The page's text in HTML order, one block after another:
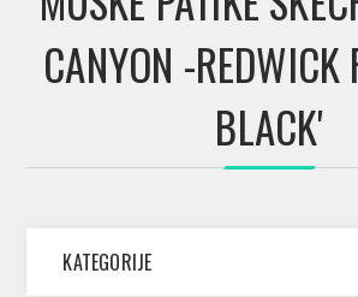
CANYON -REDWICK
BLACK'
KATEGORIJE